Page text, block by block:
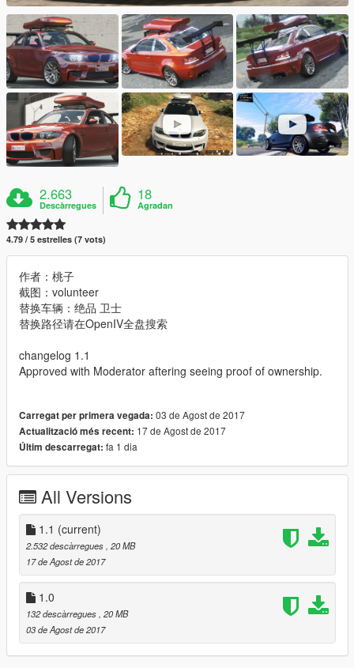
2.663
Descàrregues
18
Agradan
4.79 / 5 estrelles (7 vots)
作者：桃子
截图：volunteer
替换车辆：绝品 卫士
替换路径请在OpenIV全盘搜索
changelog 1.1
Approved with Moderator aftering seeing proof of ownership.
Carregat per primera vegada: 03 de Agost de 2017
Actualització més recent: 17 de Agost de 2017
Últim descarregat: fa 1 dia
All Versions
1.1 (current)
2.532 descàrregues , 20 MB
17 de Agost de 2017
1.0
132 descàrregues , 20 MB
03 de Agost de 2017